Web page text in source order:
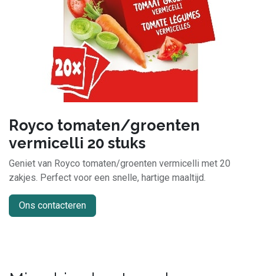
Royco tomaten/groenten
vermicelli 20 stuks
Geniet van Royco tomaten/groenten vermicelli met 20
zakjes. Perfect voor een snelle, hartige maaltijd.
Ons contacteren